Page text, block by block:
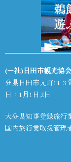
(一社)日田市観光協
分県日田市元町11-3
日：1月1日,2日
大分県知事登録旅行
国内旅行業取扱管